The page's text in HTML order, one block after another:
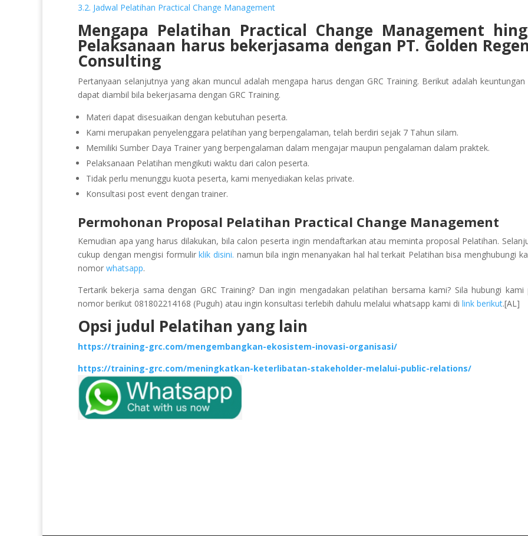
3.2. Jadwal Pelatihan Practical Change Management
Mengapa Pelatihan Practical Change Management
Pelaksanaan harus bekerjasama dengan PT. Golden
Consulting
Pertanyaan selanjutnya yang akan muncul adalah mengapa harus dengan GRC Training. Berikut adalah keuntungan
dapat diambil bila bekerjasama dengan GRC Training.
Materi dapat disesuaikan dengan kebutuhan peserta.
Kami merupakan penyelenggara pelatihan yang berpengalaman, telah berdiri sejak 7 Tahun silam.
Memiliki Sumber Daya Trainer yang berpengalaman dalam mengajar maupun pengalaman dalam praktek.
Pelaksanaan Pelatihan mengikuti waktu dari calon peserta.
Tidak perlu menunggu kuota peserta, kami menyediakan kelas private.
Konsultasi post event dengan trainer.
Permohonan Proposal Pelatihan Practical Change Management
Kemudian apa yang harus dilakukan, bila calon peserta ingin mendaftarkan atau meminta proposal Pelatihan.
cukup dengan mengisi formulirklik disini. namun bila ingin menanyakan hal hal terkait Pelatihan bisa menghubungi
nomor whatsapp.
Tertarik bekerja sama dengan GRC Training? Dan ingin mengadakan pelatihan bersama kami? Sila hubungi kami
nomor berikut 081802214168 (Puguh) atau ingin konsultasi terlebih dahulu melalui whatsapp kami di link berikut.[AL]
Opsi judul Pelatihan yang lain
https://training-grc.com/mengembangkan-ekosistem-inovasi-organisasi/
https://training-grc.com/meningkatkan-keterlibatan-stakeholder-melalui-public-relations/